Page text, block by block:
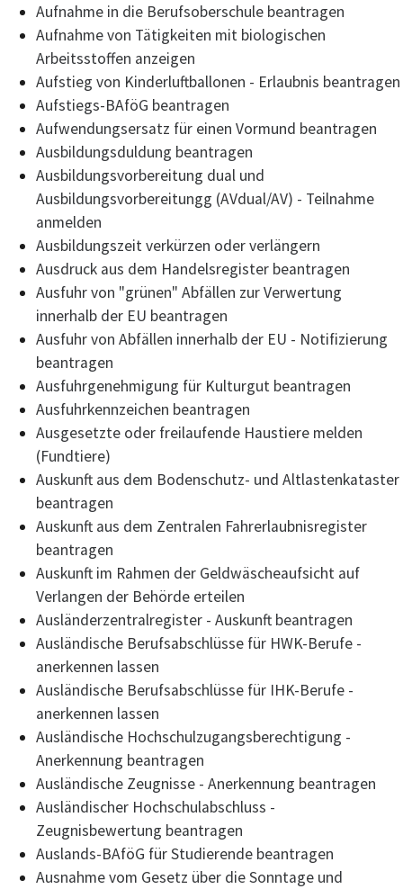
Aufnahme in die Berufsoberschule beantragen
Aufnahme von Tätigkeiten mit biologischen
Arbeitsstoffen anzeigen
Aufstieg von Kinderluftballonen - Erlaubnis beantragen
Aufstiegs-BAföG beantragen
Aufwendungsersatz für einen Vormund beantragen
Ausbildungsduldung beantragen
Ausbildungsvorbereitung dual und
Ausbildungsvorbereitungg (AVdual/AV) - Teilnahme
anmelden
Ausbildungszeit verkürzen oder verlängern
Ausdruck aus dem Handelsregister beantragen
Ausfuhr von "grünen" Abfällen zur Verwertung
innerhalb der EU beantragen
Ausfuhr von Abfällen innerhalb der EU - Notifizierung
beantragen
Ausfuhrgenehmigung für Kulturgut beantragen
Ausfuhrkennzeichen beantragen
Ausgesetzte oder freilaufende Haustiere melden
(Fundtiere)
Auskunft aus dem Bodenschutz- und Altlastenkataster
beantragen
Auskunft aus dem Zentralen Fahrerlaubnisregister
beantragen
Auskunft im Rahmen der Geldwäscheaufsicht auf
Verlangen der Behörde erteilen
Ausländerzentralregister - Auskunft beantragen
Ausländische Berufsabschlüsse für HWK-Berufe -
anerkennen lassen
Ausländische Berufsabschlüsse für IHK-Berufe -
anerkennen lassen
Ausländische Hochschulzugangsberechtigung -
Anerkennung beantragen
Ausländische Zeugnisse - Anerkennung beantragen
Ausländischer Hochschulabschluss -
Zeugnisbewertung beantragen
Auslands-BAföG für Studierende beantragen
Ausnahme vom Gesetz über die Sonntage und